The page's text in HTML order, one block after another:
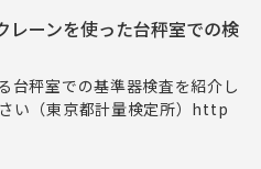
ーンを使った台秤室での検
台秤室での基準器検査を紹介し
い（東京都計量検定所）http